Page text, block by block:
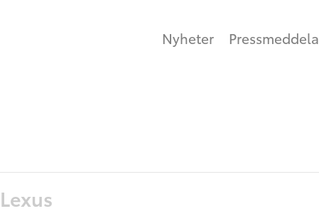
Nyheter
Lexus